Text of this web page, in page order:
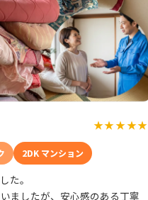
★★★★★
2DK マンション
た。
ましたが、安心感のある丁寧